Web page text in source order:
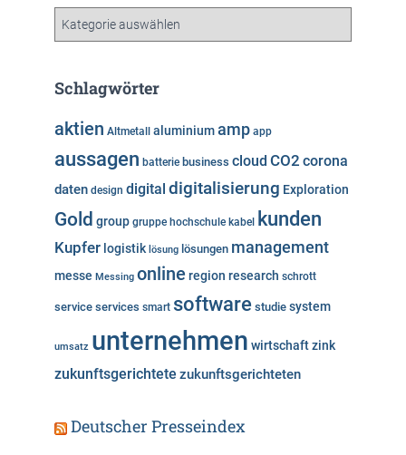
g
r
i
n
Schlagwörter
aktien Altmetall aluminiumamp app
aussagen batterie business cloud CO2 corona
daten design digital digitalisierung Exploration
Gold group gruppe hochschule kabel kunden
Kupfer logistik lösung lösungen management
messe Messing online region research schrott
service services smart software studie system
umsatz unternehmen wirtschaftzink
zukunftsgerichtete zukunftsgerichteten
Deutscher Presseindex